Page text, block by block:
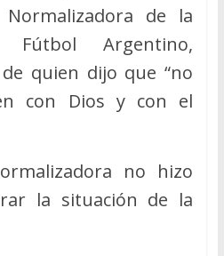
de la
Fútbol Argentino,
quien dijo que “no
con Dios y con el
no hizo
la situación de la